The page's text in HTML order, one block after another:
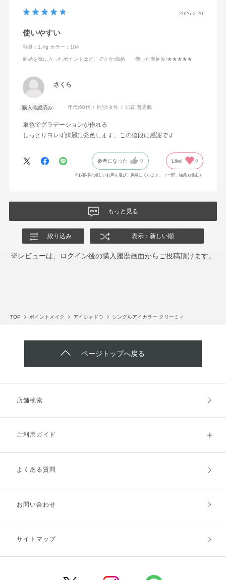
2026.2.20
使いやすい
容量：1.4g カラー：104
商品を気に入ったポイントはどこですか:価格 使った満足度:★★★★★
さくら
購入確認済み 年代:60代 性別:女性 肌質:普通肌
単色でグラデーションが作れる
しっとりヨレず綺麗に発色します、この値段に感謝です
参考になった 0 Like! 0
※お客様の嬉しいお声を選び、掲載しています。（一部、編集も含む）
もっと見る
絞り込み 表示：新しい順
※レビューは、ログイン後の購入履歴画面からご投稿頂けます。
TOP ポイントメイク アイシャドウ シングルアイカラー クリーミィ
ページトップへ戻る
店舗検索
ご利用ガイド
ご利用ガイドトップ
お支払方法
キャンセル・返品・交換
よくある質問
お問い合わせ
サイトマップ